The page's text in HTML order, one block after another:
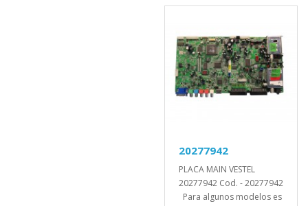
20277942
PLACA MAIN VESTEL
20277942 Cod. - 20277942
Para algunos modelos es